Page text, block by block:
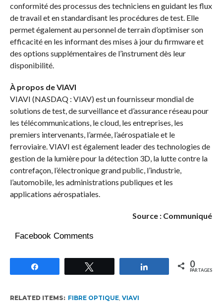
conformité des processus des techniciens en guidant les flux
de travail et en standardisant les procédures de test. Elle
permet également au personnel de terrain d’optimiser son
efficacité en les informant des mises à jour du firmware et
des options supplémentaires de l’instrument dès leur
disponibilité.
À propos de VIAVI
VIAVI (NASDAQ : VIAV) est un fournisseur mondial de
solutions de test, de surveillance et d’assurance réseau pour
les télécommunications, le cloud, les entreprises, les
premiers intervenants, l’armée, l’aérospatiale et le
ferroviaire. VIAVI est également leader des technologies de
gestion de la lumière pour la détection 3D, la lutte contre la
contrefaçon, l’électronique grand public, l’industrie,
l’automobile, les administrations publiques et les
applications aérospatiales.
Source : Communiqué
Facebook Comments
Partagez 0
PARTAGES
RELATED ITEMS: FIBRE OPTIQUE, VIAVI